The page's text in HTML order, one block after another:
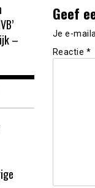
Geef
Je e-
Reactie *
–